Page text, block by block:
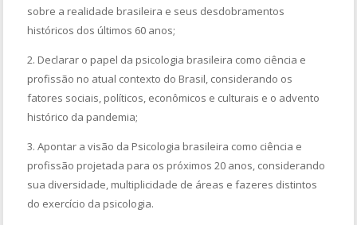
sobre a realidade brasileira e seus desdobramentos
históricos dos últimos 60 anos;
2. Declarar o papel da psicologia brasileira como ciência e
profissão no atual contexto do Brasil, considerando os
fatores sociais, políticos, econômicos e culturais e o advento
histórico da pandemia;
3. Apontar a visão da Psicologia brasileira como ciência e
profissão projetada para os próximos 20 anos, considerando
sua diversidade, multiplicidade de áreas e fazeres distintos
do exercício da psicologia.